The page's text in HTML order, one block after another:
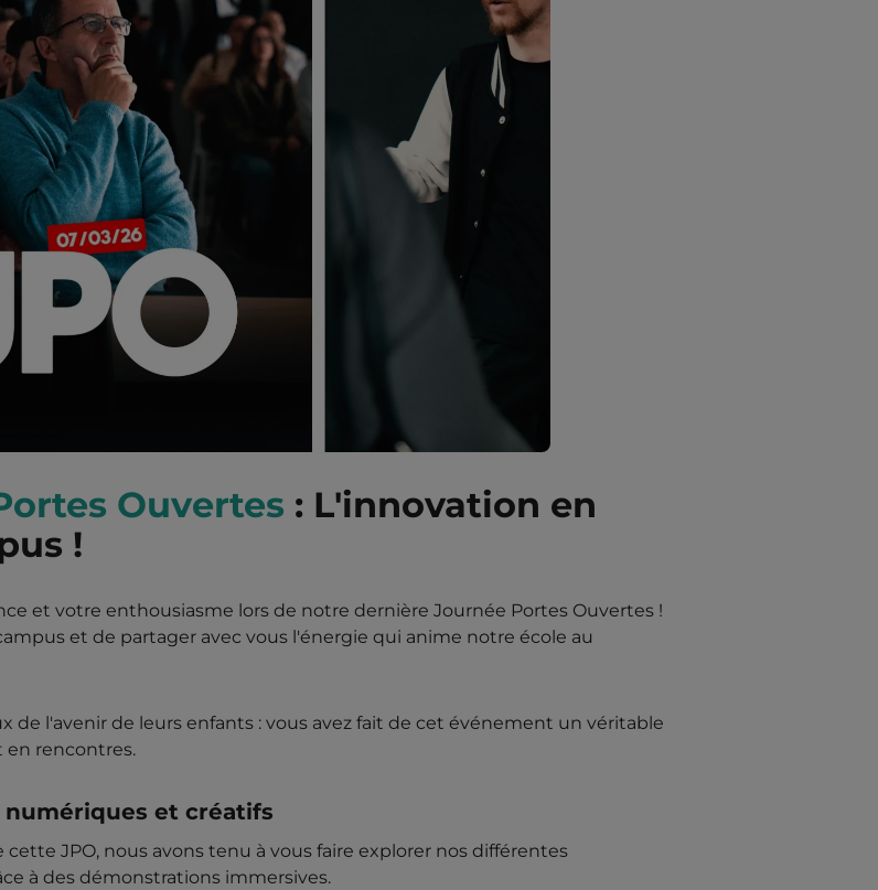
Ouvertes : L'innovation en
!
et votre enthousiasme lors de notre dernière Journée Portes Ouvertes !
et de partager avec vous l'énergie qui anime notre école au
l'avenir de leurs enfants : vous avez fait de cet événement un véritable
en rencontres.
et créatifs
cette JPO, nous avons tenu à vous faire explorer nos différentes
à des démonstrations immersives.